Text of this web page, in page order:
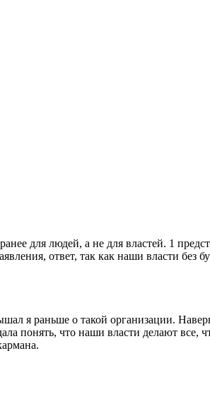
для людей, а не для властей. 1
ответ, так как наши власти
я раньше о такой организации.
понять, что наши власти делают